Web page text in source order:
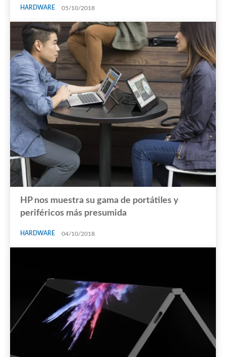
HARDWARE 05/10/2018
HP nos muestra su gama de portátiles y
periféricos más presumida
HARDWARE 04/10/2018